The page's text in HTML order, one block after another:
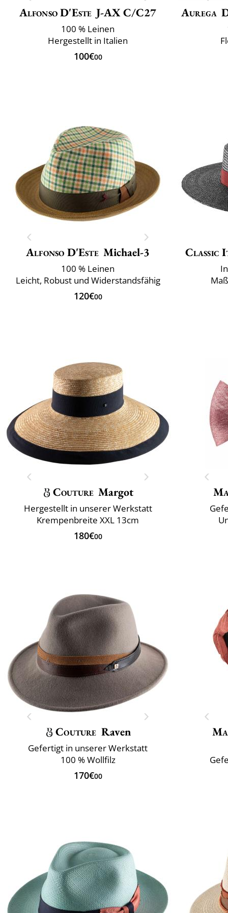
Alfonso D'Este J-AX C/C27
100 % Leinen
Hergestellt in Italien
100€00
Aurega
Alfonso D'Este Michael-3
100 % Leinen
Leicht, Robust und Widerstandsfähig
120€00
Classic
Couture Margot
Hergestellt in unserer Werkstatt
Krempenbreite XXL 13cm
180€00
Couture Raven
Gefertigt in unserer Werkstatt
100 % Wollfilz
170€00